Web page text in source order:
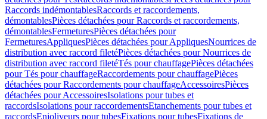
Raccords indémontablesRaccords et raccordements,
démontablesPièces détachées pour Raccords et raccordements,
démontablesFermeturesPièces détachées pour
FermeturesAppliquesPièces détachées pour AppliquesNourrices de
distribution avec raccord filetéPièces détachées pour Nourrices de
distribution avec raccord filetéTés pour chauffagePièces détachées
pour Tés pour chauffageRaccordements pour chauffagePièces
détachées pour Raccordements pour chauffageAccessoiresPièces
détachées pour AccessoiresIsolations pour tubes et
raccordsIsolations pour raccordementsEtanchements pour tubes et
raccordsEnjoliveurs pour tubesFixations pour tubesFixations de